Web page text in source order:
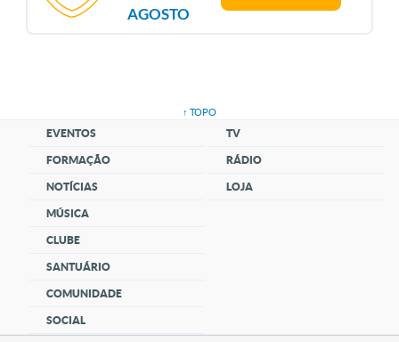
AGOSTO
↑ TOPO
EVENTOS
FORMAÇÃO
NOTÍCIAS
MÚSICA
CLUBE
SANTUÁRIO
COMUNIDADE
SOCIAL
TV
RÁDIO
LOJA